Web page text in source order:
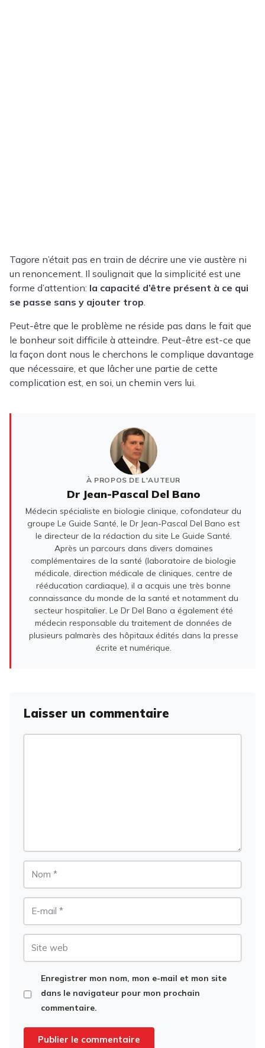
Tagore n’était pas en train de décrire une vie austère ni
un renoncement. Il soulignait que la simplicité est une
forme d’attention: la capacité d’être présent à ce qui
se passe sans y ajouter trop
Peut-être que le problème ne réside pas dans le fait que
le bonheur soit difficile à atteindre. Peut-être est-ce que
la façon dont nous le cherchons le complique davantage
que nécessaire, et que lâcher une partie de cette
complication est, en soi, un chemin vers lui.
À PROPOS DE L'AUTEUR
Dr Jean-Pascal Del Bano
Médecin spécialiste en biologie clinique, cofondateur du
groupe Le Guide Santé, le Dr Jean-Pascal Del Bano est
le directeur de la rédaction du site Le Guide Santé.
Après un parcours dans divers domaines
complémentaires de la santé (laboratoire de biologie
médicale, direction médicale de cliniques, centre de
rééducation cardiaque), il a acquis une très bonne
connaissance du monde de la santé et notamment du
secteur hospitalier. Le Dr Del Bano a également été
médecin responsable du traitement de données de
plusieurs palmarès des hôpitaux édités dans la presse
écrite et numérique.
Laisser un commentaire
Enregistrer mon nom, mon e-mail et mon site
dans le navigateur pour mon prochain
commentaire.